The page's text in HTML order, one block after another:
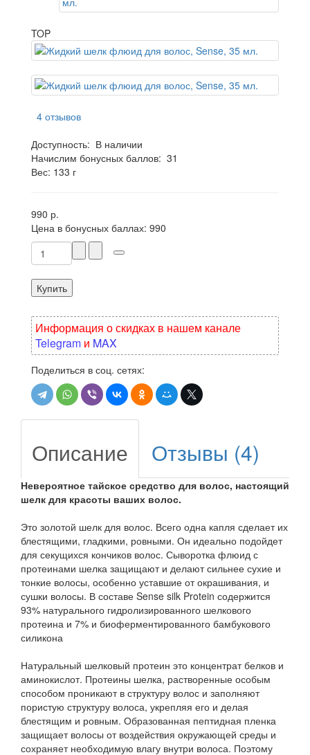
TOP
4 отзывов
Доступность: В наличии
Начислим бонусных баллов: 31
Вес: 133 г
990 р.
Цена в бонусных баллах: 990
Купить
Информация о скидках в нашем канале
Telegram и MAX
Поделиться в соц. сетях:
Описание Отзывы (4)
Невероятное тайское средство для волос, настоящий
шелк для красоты ваших волос.
Это золотой шелк для волос. Всего одна капля сделает их
блестящими, гладкими, ровными. Он идеально подойдет
для секущихся кончиков волос. Сыворотка флюид с
протеинами шелка защищают и делают сильнее сухие и
тонкие волосы, особенно уставшие от окрашивания, и
сушки волосы. В составе Sense silk Protein содержится
93% натурального гидролизированного шелкового
протеина и 7% и биоферментированного бамбукового
силикона
Натуральный шелковый протеин это концентрат белков и
аминокислот. Протеины шелка, растворенные особым
способом проникают в структуру волос и заполняют
пористую структуру волоса, укрепляя его и делая
блестящим и ровным. Образованная пептидная пленка
защищает волосы от воздействия окружающей среды и
сохраняет необходимую влагу внутри волоса. Поэтому